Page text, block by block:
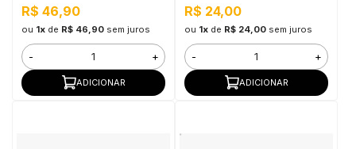
R$ 46,90
ou 1xde R$ 46,90 sem juros
- +
ADICIONAR
R$ 24,00
ou 1xde R$ 24,00 sem juros
- +
ADICIONAR